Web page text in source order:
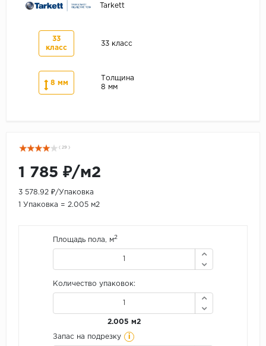
Tarkett
33
класс
33 класс
8 мм
Толщина
8 мм
( 29 )
1 785 ₽/м2
3 578.92 ₽/Упаковка
1 Упаковка = 2.005 м2
Площадь пола, м2
Количество упаковок:
2.005 м2
Запас на подрезку i